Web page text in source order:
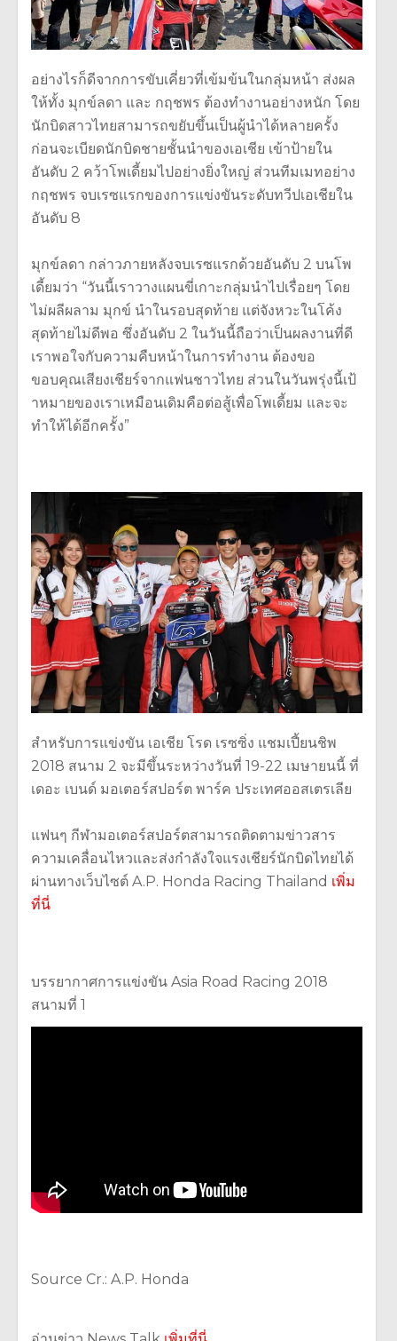
อย่างไรก็ดีจากการขับเคี่ยวที่เข้มข้นในกลุ่มหน้า ส่งผล
ให้ทั้ง มุกข์ลดา และ กฤชพร ต้องทำงานอย่างหนัก โดย
นักบิดสาวไทยสามารถขยับขึ้นเป็นผู้นำได้หลายครั้ง
ก่อนจะเบียดนักบิดชายชั้นนำของเอเชีย เข้าป้ายใน
อันดับ 2 คว้าโพเดี้ยมไปอย่างยิ่งใหญ่ ส่วนทีมเมทอย่าง
กฤชพร จบเรซแรกของการแข่งขันระดับทวีปเอเชียใน
อันดับ 8
มุกข์ลดา กล่าวภายหลังจบเรซแรกด้วยอันดับ 2 บนโพ
เดี้ยมว่า “วันนี้เราวางแผนขี่เกาะกลุ่มนำไปเรื่อยๆ โดย
ไม่ผลีผลาม มุกข์ นำในรอบสุดท้าย แต่จังหวะในโค้ง
สุดท้ายไม่ดีพอ ซึ่งอันดับ 2 ในวันนี้ถือว่าเป็นผลงานที่ดี
เราพอใจกับความคืบหน้าในการทำงาน ต้องขอ
ขอบคุณเสียงเชียร์จากแฟนชาวไทย ส่วนในวันพรุ่งนี้เป้
าหมายของเราเหมือนเดิมคือต่อสู้เพื่อโพเดี้ยม และจะ
ทำให้ได้อีกครั้ง”
สำหรับการแข่งขัน เอเชีย โรด เรซซิ่ง แชมเปี้ยนชิพ
2018 สนาม 2 จะมีขึ้นระหว่างวันที่ 19-22 เมษายนนี้ ที่
เดอะ เบนด์ มอเตอร์สปอร์ต พาร์ค ประเทศออสเตรเลีย
แฟนๆ กีฬามอเตอร์สปอร์ตสามารถติดตามข่าวสาร
ความเคลื่อนไหวและส่งกำลังใจแรงเชียร์นักบิดไทยได้
ผ่านทางเว็บไซต์ A.P. Honda Racing Thailand เพิ่ม
ที่นี่
บรรยากาศการแข่งขัน Asia Road Racing 2018
สนามที่ 1
Source Cr.: A.P. Honda